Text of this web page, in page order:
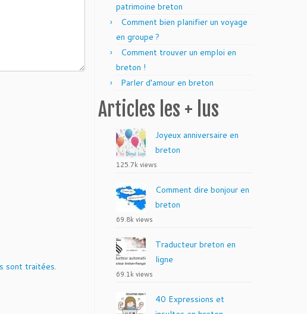
sont traitées.
patrimoine breton
Comment bien planifier un voyage
en groupe ?
Comment trouver un emploi en
breton !
Parler d’amour en breton
Articles les + lus
Joyeux anniversaire en
breton
125.7k views
Comment dire bonjour en
breton
69.8k views
Traducteur breton en
ligne
69.1k views
40 Expressions et